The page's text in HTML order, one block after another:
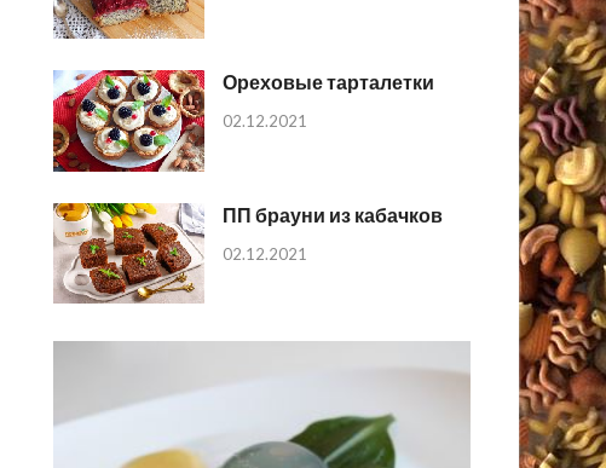
Ореховые тарталетки
02.12.2021
ПП брауни из кабачков
02.12.2021